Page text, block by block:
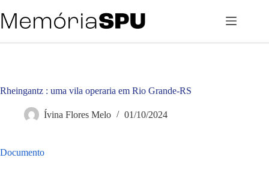
para
o
Rheingantz : uma vila operaria em Rio Grande-RS
Ívina Flores Melo 01/10/2024
Documento